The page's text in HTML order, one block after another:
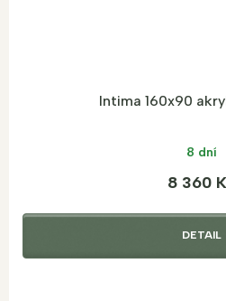
Intima 160x90
8 dní
8 360
DETAIL